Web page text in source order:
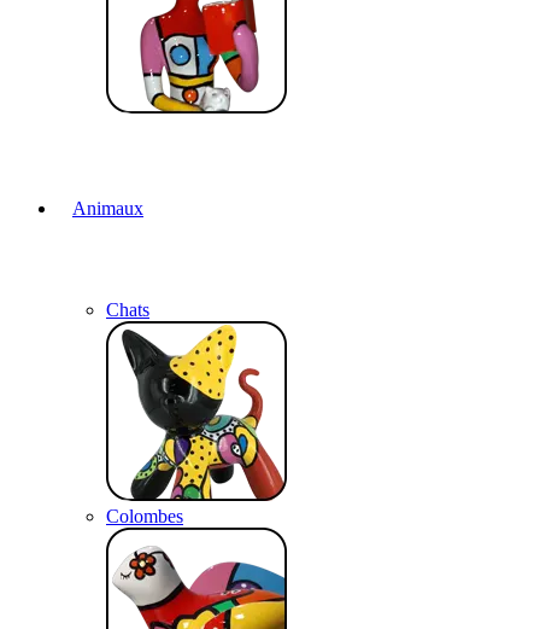
Animaux
Chats
Colombes